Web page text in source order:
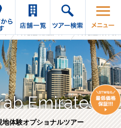
Emirates
地体験オプショナルツアー